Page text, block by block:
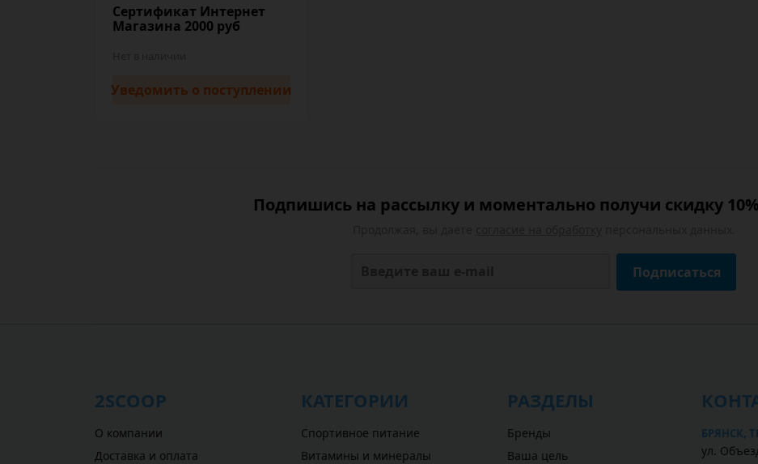
Сертификат Интернет
Магазина 2000 руб
Уведомить о поступлении
Подпишись на рассылку и моментально получи скидку
Подписаться
2SCOOP
О компании
Доставка и оплата
КАТЕГОРИИ
Спортивное питание
Витамины и минералы
РАЗДЕЛЫ
Бренды
Ваша цель
БРЯНСК,
ул.